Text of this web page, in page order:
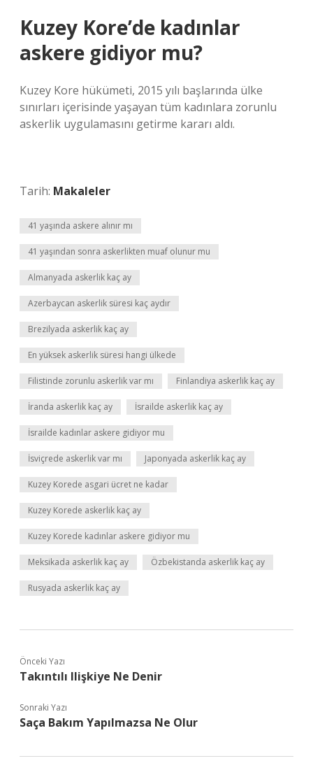
Kuzey Kore’de kadınlar
askere gidiyor mu?
Kuzey Kore hükümeti, 2015 yılı başlarında ülke
sınırları içerisinde yaşayan tüm kadınlara zorunlu
askerlik uygulamasını getirme kararı aldı.
Tarih: Makaleler
41 yaşında askere alınır mı
41 yaşından sonra askerlikten muaf olunur mu
Almanyada askerlik kaç ay
Azerbaycan askerlik süresi kaç aydır
Brezilyada askerlik kaç ay
En yüksek askerlik süresi hangi ülkede
Filistinde zorunlu askerlik var mı Finlandiya askerlik kaç ay
İranda askerlik kaç ay İsrailde askerlik kaç ay
İsrailde kadınlar askere gidiyor mu
İsviçrede askerlik var mı Japonyada askerlik kaç ay
Kuzey Korede asgari ücret ne kadar
Kuzey Korede askerlik kaç ay
Kuzey Korede kadınlar askere gidiyor mu
Meksikada askerlik kaç ay Özbekistanda askerlik kaç ay
Rusyada askerlik kaç ay
Önceki Yazı
Takıntılı Ilişkiye Ne Denir
Sonraki Yazı
Saça Bakım Yapılmazsa Ne Olur